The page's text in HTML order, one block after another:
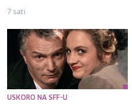
7 sati
USKORO NA SFF-U